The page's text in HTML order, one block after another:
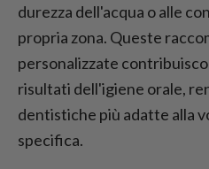
durezza dell'acqua o alle
propria zona. Queste
personalizzate
risultati dell'igiene orale,
dentistiche più adatte alla
specifica.